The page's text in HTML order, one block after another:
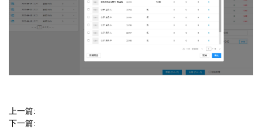
上一篇:
下一篇: